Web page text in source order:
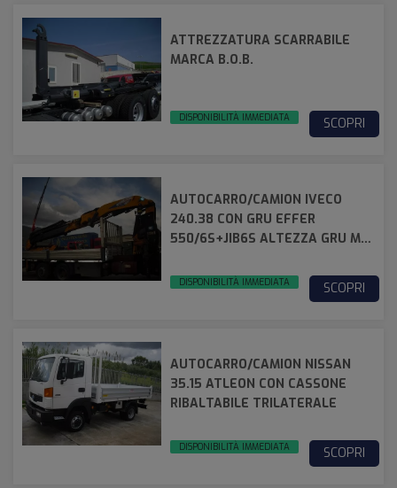
ATTREZZATURA SCARRABILE
MARCA B.O.B.
DISPONIBILITÀ IMMEDIATA SCOPRI
AUTOCARRO/CAMION IVECO
240.38 CON GRU EFFER
550/6S+JIB6S ALTEZZA GRU MT
DISPONIBILITÀ IMMEDIATA SCOPRI
AUTOCARRO/CAMION NISSAN
35.15 ATLEON CON CASSONE
RIBALTABILE TRILATERALE
DISPONIBILITÀ IMMEDIATA SCOPRI